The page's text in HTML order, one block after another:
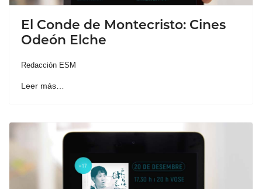
El Conde de Montecristo: Cines
Odeón Elche
Redacción ESM
Leer más…